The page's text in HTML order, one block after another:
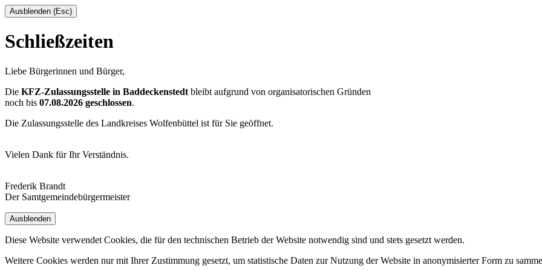
Ausblenden (Esc)
Schließzeiten
Liebe Bürgerinnen und Bürger,
Die KFZ-Zulassungsstelle in Baddeckenstedt bleibt aufgrund von organisatorischen Gründen
noch bis 07.08.2026 geschlossen.
Die Zulassungsstelle des Landkreises Wolfenbüttel ist für Sie geöffnet.
Vielen Dank für Ihr Verständnis.
Frederik Brandt
Der Samtgemeindebürgermeister
Ausblenden
Diese Website verwendet Cookies, die für den technischen Betrieb der Website notwendig sind und stets gesetzt werden.
Weitere Cookies werden nur mit Ihrer Zustimmung gesetzt, um statistische Daten zur Nutzung der Website in anonymisierter Form zu